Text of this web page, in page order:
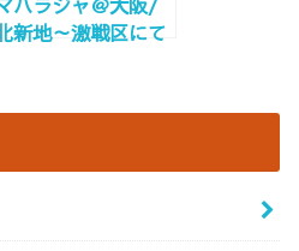
新地～激戦区にて